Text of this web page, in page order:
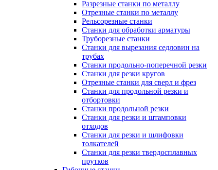
Разрезные станки по металлу
Отрезные станки по металлу
Рельсорезные станки
Станки для обработки арматуры
Труборезные станки
Станки для вырезания седловин на
трубаx
Станки продольно-поперечной резки
Станки для резки кругов
Отрезные станки для сверл и фрез
Станки для продольной резки и
отбортовки
Станки продольной резки
Станки для резки и штамповки
отходов
Станки для резки и шлифовки
толкателей
Станки для резки твердосплавных
прутков